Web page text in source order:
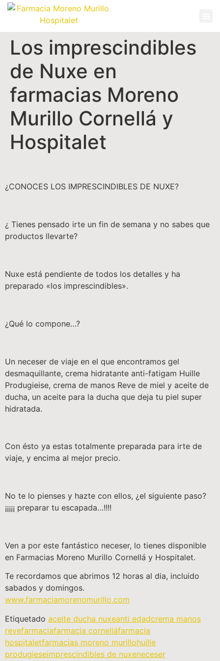
Los imprescindibles
de Nuxe en
farmacias Moreno
Murillo Cornellá y
Hospitalet
¿CONOCES LOS IMPRESCINDIBLES DE NUXE?
¿ Tienes pensado irte un fin de semana y no sabes que
productos llevarte?
Nuxe está pendiente de todos los detalles y ha
preparado «los imprescindibles».
¿Qué lo compone…?
Un neceser de viaje en el que encontramos gel
desmaquillante, crema hidratante anti-fatigam Huille
Produgieise, crema de manos Reve de miel y aceite de
ducha, un aceite para la ducha que deja tu piel super
hidratada.
Con ésto ya estas totalmente preparada para irte de
viaje, y encima al mejor precio.
No te lo pienses y hazte con ellos, ¿el siguiente paso?
¡¡¡¡¡ preparar tu escapada…!!!!
Ven a por este fantástico neceser, lo tienes disponible
en Farmacias Moreno Murillo Cornellá y Hospitalet.
Te recordamos que abrimos 12 horas al dia, incluido
sabados y domingos.
www.farmaciamorenomurillo.com
Etiquetado aceite ducha nuxeanti edadcrema manos
revefarmaciafarmacia cornelláfarmacia
hospitaletfarmacias moreno murillohuille
produgieseimprescindibles de nuxeneceser